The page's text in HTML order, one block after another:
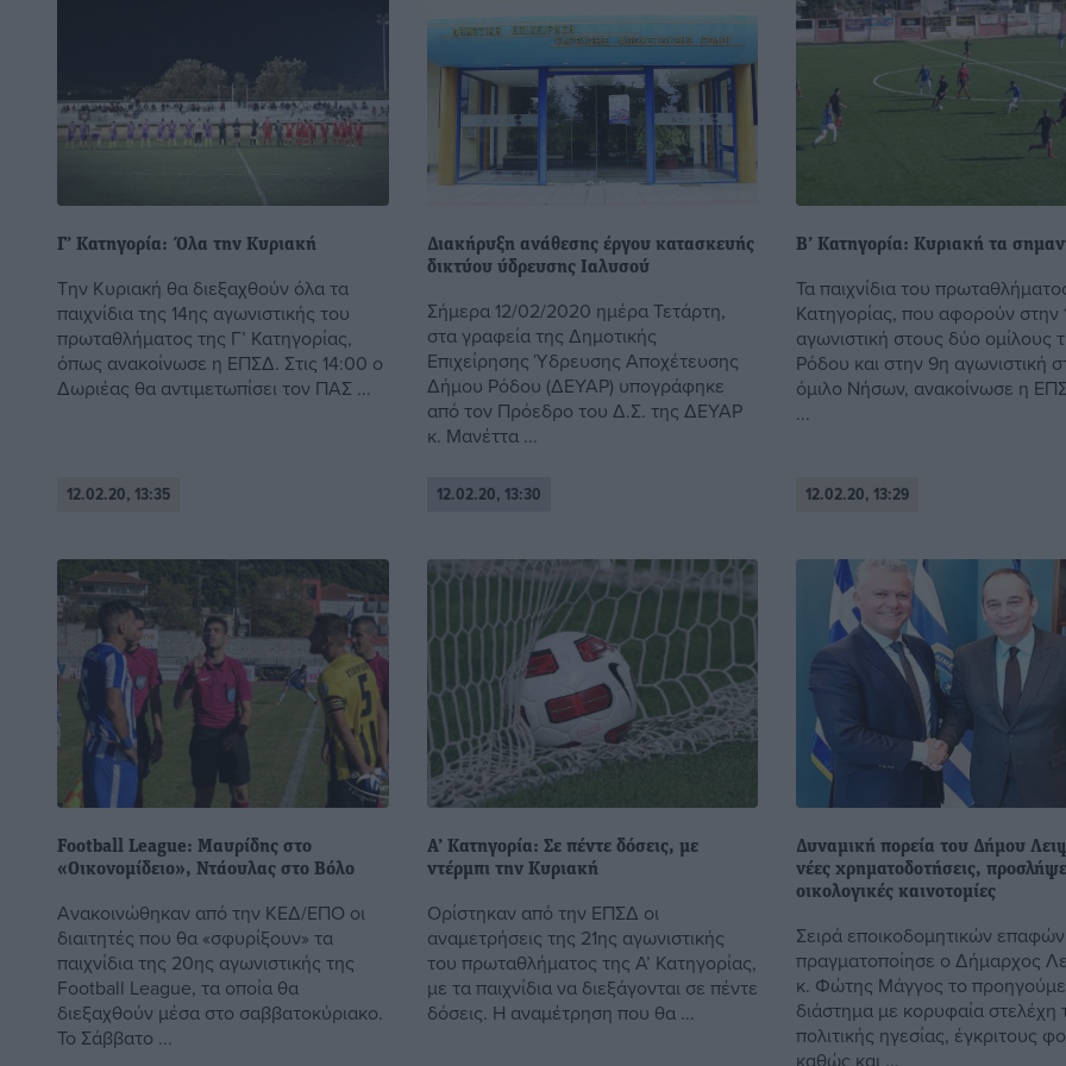
Γ’ Κατηγορία: Όλα την Κυριακή
Την Κυριακή θα διεξαχθούν όλα τα
παιχνίδια της 14ης αγωνιστικής του
πρωταθλήματος της Γ’ Κατηγορίας,
όπως ανακοίνωσε η ΕΠΣΔ. Στις 14:00 ο
Δωριέας θα αντιμετωπίσει τον ΠΑΣ ...
12.02.20, 13:35
Διακήρυξη ανάθεσης έργου κατασκευής
δικτύου ύδρευσης Ιαλυσού
Σήμερα 12/02/2020 ημέρα Τετάρτη,
στα γραφεία της Δημοτικής
Επιχείρησης Ύδρευσης Αποχέτευσης
Δήμου Ρόδου (ΔΕΥΑΡ) υπογράφηκε
από τον Πρόεδρο του Δ.Σ. της ΔΕΥΑΡ
κ. Μανέττα ...
12.02.20, 13:30
Β’ Κατηγορία: Κυριακή τα
Τα παιχνίδια του
Κατηγορίας, που αφορούν στην
αγωνιστική στους δύο ομίλους
Ρόδου και στην 9η αγωνιστική
όμιλο Νήσων, ανακοίνωσε η
...
12.02.20, 13:29
Football League: Μαυρίδης στο
«Οικονομίδειο», Ντάουλας στο Βόλο
Ανακοινώθηκαν από την ΚΕΔ/ΕΠΟ οι
διαιτητές που θα «σφυρίξουν» τα
παιχνίδια της 20ης αγωνιστικής της
Football League, τα οποία θα
διεξαχθούν μέσα στο σαββατοκύριακο.
Το Σάββατο ...
Α’ Κατηγορία: Σε πέντε δόσεις, με
ντέρμπι την Κυριακή
Ορίστηκαν από την ΕΠΣΔ οι
αναμετρήσεις της 21ης αγωνιστικής
του πρωταθλήματος της Α’ Κατηγορίας,
με τα παιχνίδια να διεξάγονται σε πέντε
δόσεις. Η αναμέτρηση που θα ...
Δυναμική πορεία του Δήμου
νέες χρηματοδοτήσεις,
οικολογικές καινοτομίες
Σειρά εποικοδομητικών επαφών
πραγματοποίησε ο Δήμαρχος
κ. Φώτης Μάγγος το
διάστημα με κορυφαία στελέχη
πολιτικής ηγεσίας, έγκριτους
καθώς και ...